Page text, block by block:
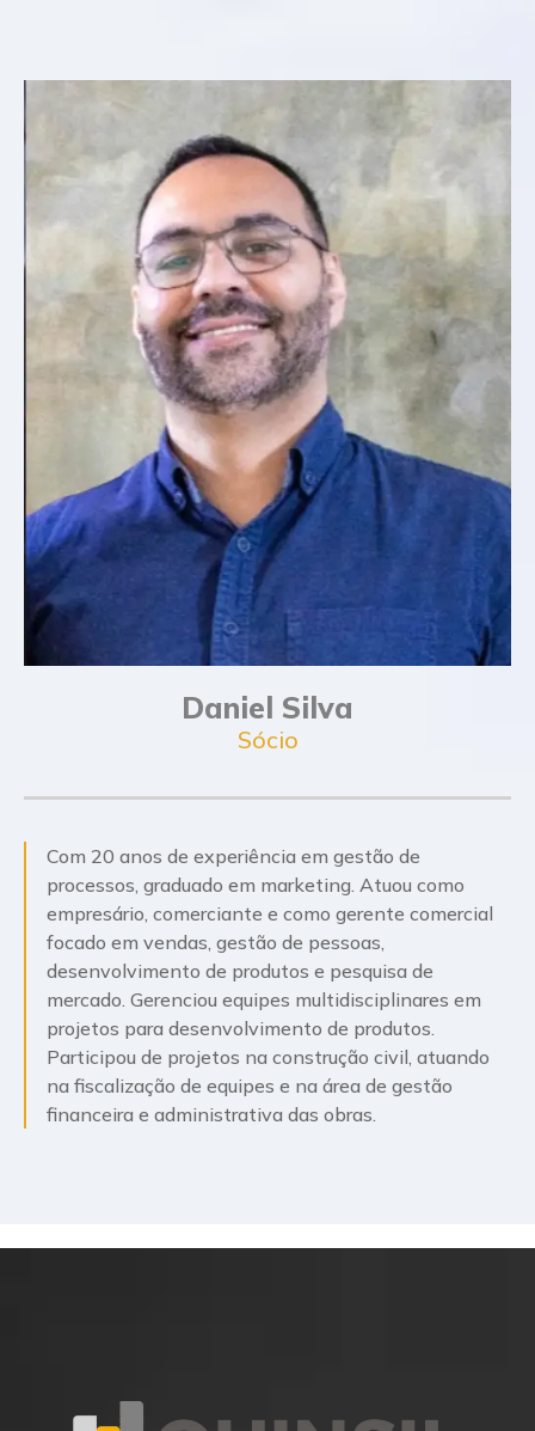
Daniel Silva
Sócio
Com 20 anos de experiência em gestão de
processos, graduado em marketing. Atuou como
empresário, comerciante e como gerente comercial
focado em vendas, gestão de pessoas,
desenvolvimento de produtos e pesquisa de
mercado. Gerenciou equipes multidisciplinares em
projetos para desenvolvimento de produtos.
Participou de projetos na construção civil, atuando
na fiscalização de equipes e na área de gestão
financeira e administrativa das obras.